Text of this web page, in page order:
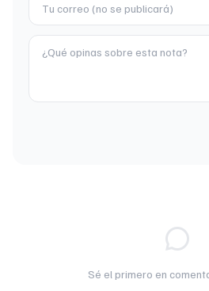
Sé el primero en